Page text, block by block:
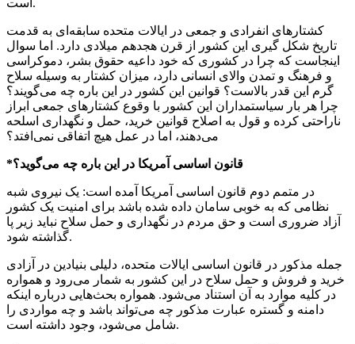
کشتارهای انفرادی و جمعی در ایالات متحده سابقه‌ای به قدمت
تاریخ شکل گیری این کشور از قرن هجدهم میلادی دارد. اما سوال
اینجاست که چرا در کشوری که خود داعیه حقوق بشر، دموکراسی
و فرهنگ و تمدن والای انسانی دارد، میزان کشتار به وسیله سلاح
گرم این قدر بالاست؟ قوانین این کشور در این باره چه می‌گویند؟
چرا هر بار سیاستمداران این کشور با وقوع کشتارهای جمعی ابراز
ناراحتی کرده و قول به اصلاح قوانین خرید، حمل و نگهداری اسلحه
می‌دهند، اما در عمل هیچ اتفاقی نمی‌افتد؟
*قانون اساسی آمریکا در این باره چه می‌گوید؟
در متمم دوم قانون اساسی آمریکا آمده است: یک نیروی شبه
نظامی که به خوبی سامان داده شده باشد برای امنیت یک کشور
آزاد ضروری است و حق مردم در نگهداری و حمل سلاح نباید زیر پا
گذاشته شود.
جمله مذکور در قانون اساسی ایالات متحده، دلیلی بنیادین در آزادی
خرید و فروش و حمل سلاح در این کشور به شمار می‌رود و همواره
در کلیه موارد به آن استناد می‌شود. همواره بحث‌هایی درباره اینکه
دامنه و گستره عبارت مذکور چه می‌تواند باشد و چه مواردی را
شامل می‌شود، وجود داشته است.